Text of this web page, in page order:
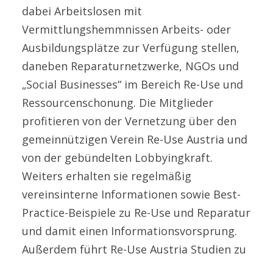
dabei Arbeitslosen mit
Vermittlungshemmnissen Arbeits- oder
Ausbildungsplätze zur Verfügung stellen,
daneben Reparaturnetzwerke, NGOs und
„Social Businesses“ im Bereich Re-Use und
Ressourcenschonung. Die Mitglieder
profitieren von der Vernetzung über den
gemeinnützigen Verein Re-Use Austria und
von der gebündelten Lobbyingkraft.
Weiters erhalten sie regelmäßig
vereinsinterne Informationen sowie Best-
Practice-Beispiele zu Re-Use und Reparatur
und damit einen Informationsvorsprung.
Außerdem führt Re-Use Austria Studien zu